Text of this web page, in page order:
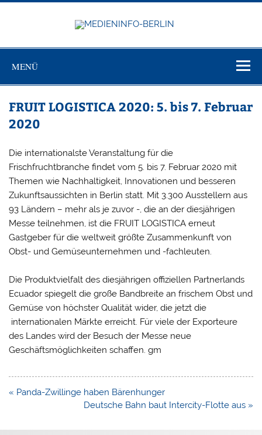
Zum
MENÜ
FRUIT LOGISTICA 2020: 5. bis 7. Februar
2020
Die internationalste Veranstaltung für die
Frischfruchtbranche findet vom 5. bis 7. Februar 2020 mit
Themen wie Nachhaltigkeit, Innovationen und besseren
Zukunftsaussichten in Berlin statt. Mit 3.300 Ausstellern aus
93 Ländern – mehr als je zuvor -, die an der diesjährigen
Messe teilnehmen, ist die FRUIT LOGISTICA erneut
Gastgeber für die weltweit größte Zusammenkunft von
Obst- und Gemüseunternehmen und -fachleuten.
Die Produktvielfalt des diesjährigen offiziellen Partnerlands
Ecuador spiegelt die große Bandbreite an frischem Obst und
Gemüse von höchster Qualität wider, die jetzt die
internationalen Märkte erreicht. Für viele der Exporteure
des Landes wird der Besuch der Messe neue
Geschäftsmöglichkeiten schaffen. gm
Beitragsnavigation
« Panda-Zwillinge haben Bärenhunger
Deutsche Bahn baut Intercity-Flotte aus »